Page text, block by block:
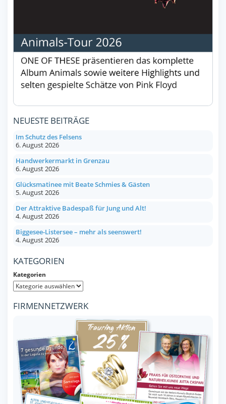
NEUESTE BEITRÄGE
Im Schutz des Felsens
6. August 2026
Handwerkermarkt in Grenzau
6. August 2026
Glücksmatinee mit Beate Schmies & Gästen
5. August 2026
Der Attraktive Badespaß für Jung und Alt!
4. August 2026
Biggesee-Listersee – mehr als seenswert!
4. August 2026
KATEGORIEN
Kategorien
FIRMENNETZWERK